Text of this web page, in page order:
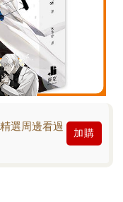
選周邊看過
加購